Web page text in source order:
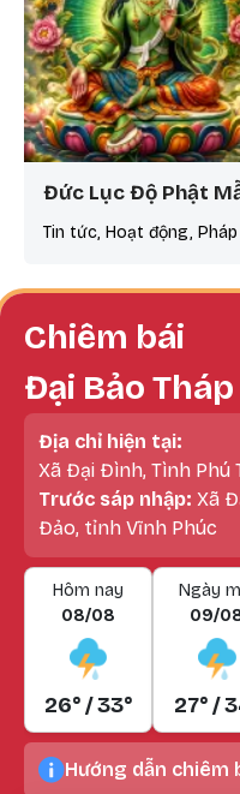
Đức Lục Độ Phật
Tin tức, Hoạt động,
Chiêm bái
Đại Bảo Tháp
Địa chỉ hiện tại:
Xã Đại Đình, Tình Phú
Trước sáp nhập: Xã
Đảo, tỉnh Vĩnh Phúc
Hôm nay
08/08
26° / 33°
Ngày
09/
27° /
Hướng dẫn chiêm